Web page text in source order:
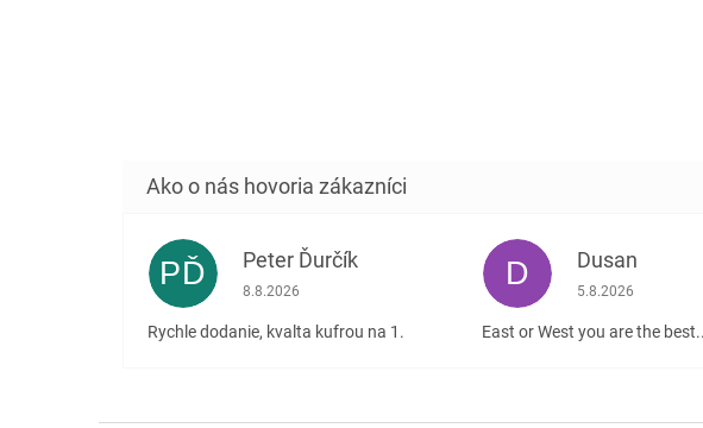
PĎ Peter Ďurčík
Hodnotenie obchodu je 5 z 5 hviezdičiek.
8.8.2026
Rychle dodanie, kvalta kufrou na 1.
D Dusan
Hodnotenie
5.8.2026
East or West you are the